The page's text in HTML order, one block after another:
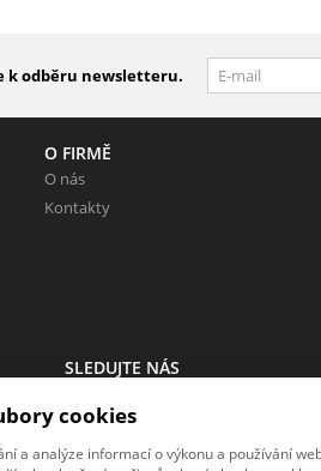
k odběru newsletteru.
O FIRMĚ
O nás
Kontakty
SLEDUJTE NÁS
Sledujte nás na všech sociálních
cookies
a analýze informací o výkonu a používání